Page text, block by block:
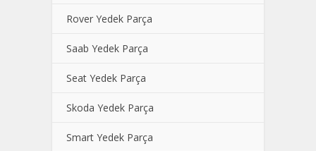
Rover Yedek Parça
Saab Yedek Parça
Seat Yedek Parça
Skoda Yedek Parça
Smart Yedek Parça